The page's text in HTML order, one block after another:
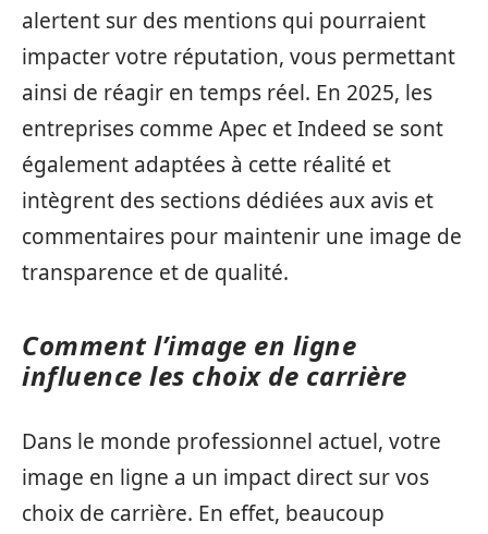
alertent sur des mentions qui pourraient
impacter votre réputation, vous permettant
ainsi de réagir en temps réel. En 2025, les
entreprises comme Apec et Indeed se sont
également adaptées à cette réalité et
intègrent des sections dédiées aux avis et
commentaires pour maintenir une image de
transparence et de qualité.
Comment l’image en ligne
influence les choix de carrière
Dans le monde professionnel actuel, votre
image en ligne a un impact direct sur vos
choix de carrière. En effet, beaucoup